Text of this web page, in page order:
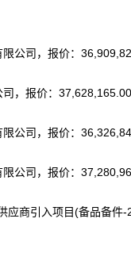
公司，报价：
，报价：
公司，报价：
公司，报价：
应商引入项目(备品备